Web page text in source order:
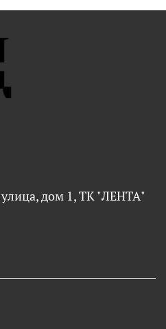
дом 1, ТК "ЛЕНТА"